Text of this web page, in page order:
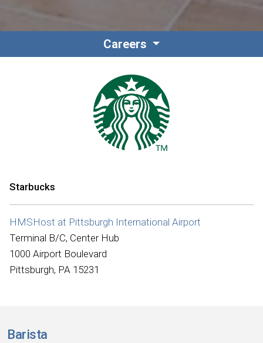
Careers
Starbucks
HMSHost at Pittsburgh International Airport
Terminal B/C, Center Hub
1000 Airport Boulevard
Pittsburgh, PA 15231
Barista